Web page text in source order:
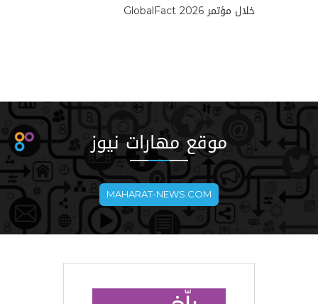
خلال مؤتمر GlobalFact 2026
موقع مهارات نيوز
MAHARAT-NEWS.COM